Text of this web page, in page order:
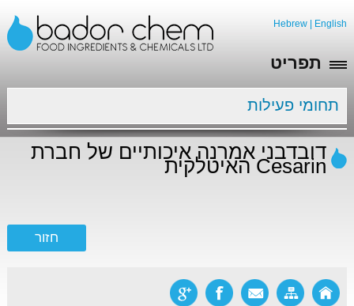
Hebrew English
תפריט
תחומי פעילות
דובדבני אמרנה איכותיים של חברת
Cesarin האיטלקית